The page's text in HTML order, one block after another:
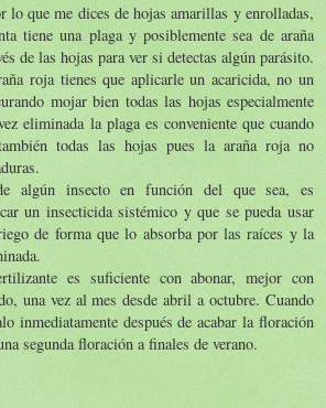
lo que me dices de hojas amarillas y enrolladas,
tiene una plaga y posiblemente sea de araña
de las hojas para ver si detectas algún parásito.
roja tienes que aplicarle un acaricida, no un
mojar bien todas las hojas especialmente
eliminada la plaga es conveniente que cuando
todas las hojas pues la araña roja no
algún insecto en función del que sea, es
un insecticida sistémico y que se pueda usar
de forma que lo absorba por las raíces y la
es suficiente con abonar, mejor con
una vez al mes desde abril a octubre. Cuando
inmediatamente después de acabar la floración
segunda floración a finales de verano.